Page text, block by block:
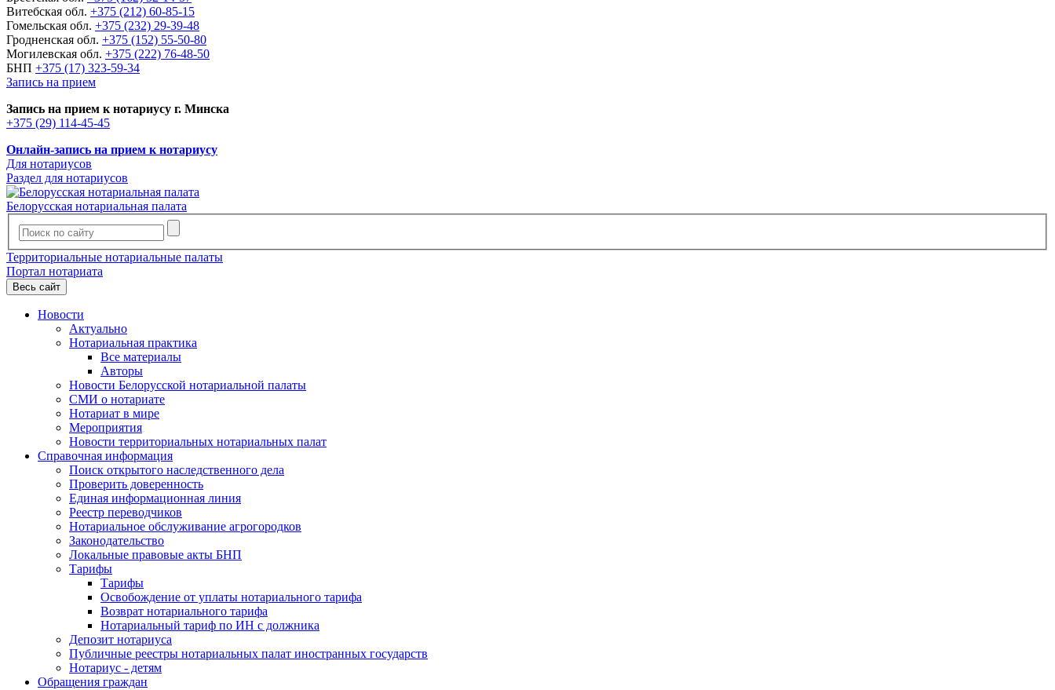
Витебская обл. +375 (212) 60-85-15
Гомельская обл. +375 (232) 29-39-48
Гродненская обл. +375 (152) 55-50-80
Могилевская обл. +375 (222) 76-48-50
БНП +375 (17) 323-59-34
Запись на прием
Запись на прием к нотариусу г. Минска
+375 (29) 114-45-45
Онлайн-запись на прием к нотариусу
Для нотариусов
Раздел для нотариусов
Белорусская нотариальная палата
Территориальные нотариальные палаты
Портал нотариата
Весь сайт
Новости
Актуально
Нотариальная практика
Все материалы
Авторы
Новости Белорусской нотариальной палаты
СМИ о нотариате
Нотариат в мире
Мероприятия
Новости территориальных нотариальных палат
Справочная информация
Поиск открытого наследственного дела
Проверить доверенность
Единая информационная линия
Реестр переводчиков
Нотариальное обслуживание агрогородков
Законодательство
Локальные правовые акты БНП
Тарифы
Тарифы
Освобождение от уплаты нотариального тарифа
Возврат нотариального тарифа
Нотариальный тариф по ИН с должника
Депозит нотариуса
Публичные реестры нотариальных палат иностранных государств
Нотариус - детям
Обращения граждан